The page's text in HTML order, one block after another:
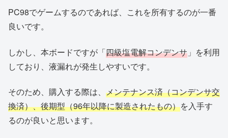
PC98でゲームするのであれば、これを所有するのが一番
良いです。
しかし、本ボードですが「四級塩電解コンデンサ 」を利用
しており、液漏れが発生しやすいです。
そのため、購入する際は、 メンテナンス済（コンデンサ交
換済）、後期型（96年以降に製造されたもの）を入手す
るのが良いと思います。